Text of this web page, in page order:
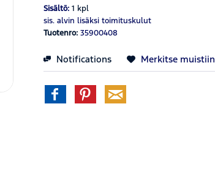
Sisältö:1 kpl
sis. alvin lisäksi toimituskulut
Tuotenro:35900408
Notifications Merkitse muistiin